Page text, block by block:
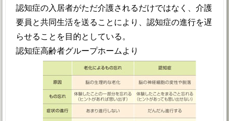
認知症の入居者がただ介護されるだけではなく、介護
要員と共同生活を送ることにより、認知症の進行を遅
らせることを目的としている。
認知症高齢者グループホームより